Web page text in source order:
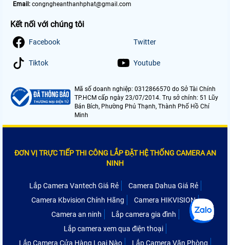
Email: congngheanthanhphat@gmail.com
Kết nối với chúng tôi
Facebook Twitter
Tiktok Youtube
Mã số doanh nghiệp: 0312866570 do Sở Tài Chính
TP.HCM cấp ngày 23/07/2014. Trụ sở chính: 51 Lũy
Bán Bích, Phường Phú Thạnh, Thành Phố Hồ Chí
Minh
ĐƠN VỊ TRỰC TIẾP THI CÔNG LẮP ĐẶT HỆ THỐNG CAMERA AN
NINH
Lắp Camera Vantech Giá Rẻ
Camera Dahua Giá Rẻ
Camera Kbvision Chính Hãng
Camera HIKVISION
Camera an ninh
Lắp camera gia đình
Lắp camera xem qua điện thoại
Lắp Camera Cửa Hàng Loại Nào
Lắp Camera Văn Phòng